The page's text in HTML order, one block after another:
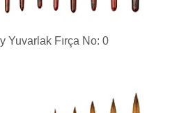
Yuvarlak Fırça No: 0